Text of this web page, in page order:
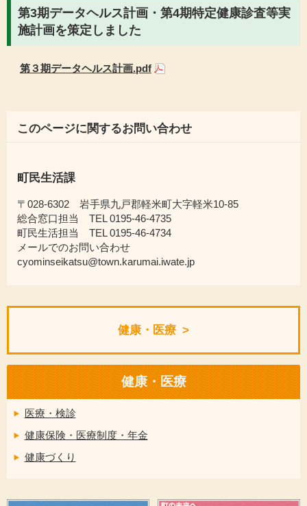
を
第3期データヘルス計画・ 第4期特定健康診査等実
施計画を策定しました
第３期データヘルス計画.pdf
このページに関するお問い合わせ
町民生活課
〒028-6302 岩手県九戸郡軽米町大字軽米10-85
総合窓口担当 TEL 0195-46-4735
町民生活担当 TEL 0195-46-4734
メールでのお問い合わせ
cyominseikatsu@town.karumai.iwate.jp
健康・医療
健康・医療
医療・検診
健康保険・医療制度・年金
健康づくり